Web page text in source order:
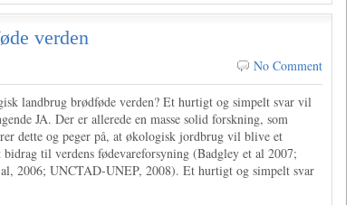
verden
No Comment
landbrug brødføde verden? Et hurtigt og simpelt svar vil
JA. Der er allerede en masse solid forskning, som
dette og peger på, at økologisk jordbrug vil blive et
bidrag til verdens fødevareforsyning (Badgley et al 2007;
2006; UNCTAD-UNEP, 2008). Et hurtigt og simpelt svar